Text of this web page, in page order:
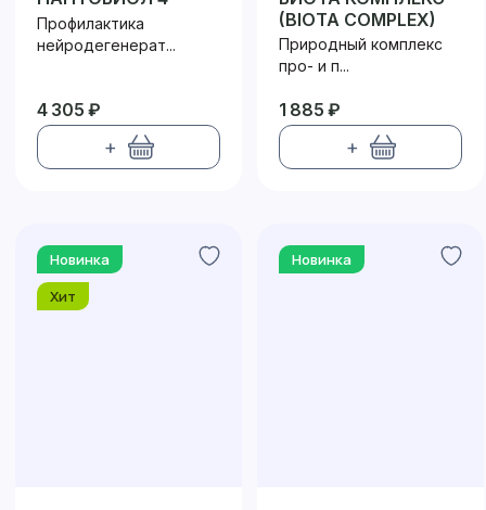
Профилактика
нейродегенерат...
4 305 ₽
+
(BIOTA COMPLEX)
Природный комплекс
про- и п...
1 885 ₽
+
Новинка
Хит
Новинка